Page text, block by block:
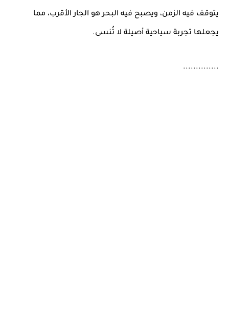
يتوقف فيه الزمن، ويصبح فيه البحر هو الجار الأقرب، مما
يجعلها تجربة سياحية أصيلة لا تُنسى.
..............